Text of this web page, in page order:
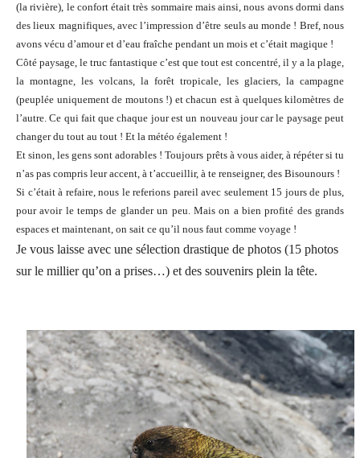
(la rivière), le confort était très sommaire mais ainsi, nous avons dormi dans
des lieux magnifiques, avec l’impression d’être seuls au monde ! Bref, nous
avons vécu d’amour et d’eau fraîche pendant un mois et c’était magique !
Côté paysage, le truc fantastique c’est que tout est concentré, il y a la plage,
la montagne, les volcans, la forêt tropicale, les glaciers, la campagne
(peuplée uniquement de moutons !) et chacun est à quelques kilomètres de
l’autre. Ce qui fait que chaque jour est un nouveau jour car le paysage peut
changer du tout au tout ! Et la météo également !
Et sinon, les gens sont adorables ! Toujours prêts à vous aider, à répéter si tu
n’as pas compris leur accent, à t’accueillir, à te renseigner, des Bisounours !
Si c’était à refaire, nous le referions pareil avec seulement 15 jours de plus,
pour avoir le temps de glander un peu. Mais on a bien profité des grands
espaces et maintenant, on sait ce qu’il nous faut comme voyage !
Je vous laisse avec une sélection drastique de photos (15 photos
sur le millier qu’on a prises…) et des souvenirs plein la tête.